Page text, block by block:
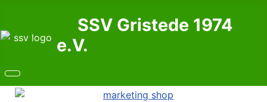
SSV Gristede 1974
e.V.